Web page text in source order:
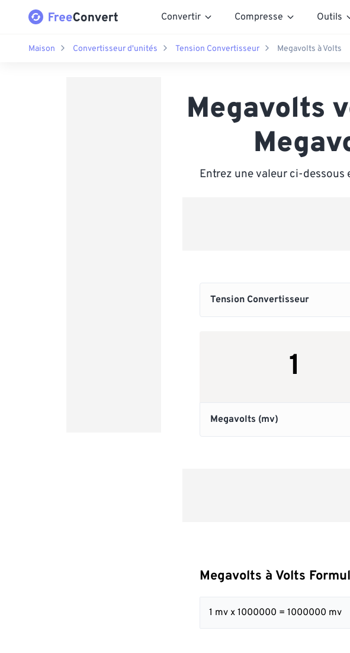
Convertir Compresse Outils
Maison Convertisseur d'unités Tension Convertisseur Megavolts à Volts
Megavolts
Entrez une valeur ci-
Megavolts à Volts
1 mv x 1000000 = 1000000 mv